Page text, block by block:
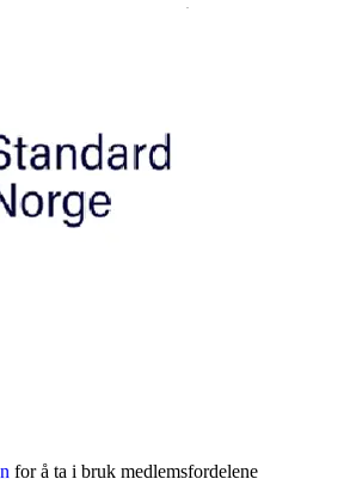
for å ta i bruk medlemsfordelene